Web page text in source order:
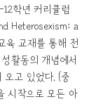
학년 커리큘럼
Heterosexism: a
육 교재를 통해 전
활동의 개념에서
오고 있었다. (중
시작으로 모든 아